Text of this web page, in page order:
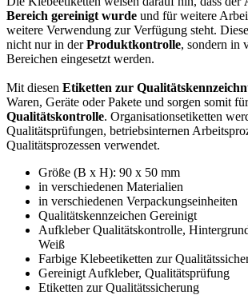
Bereich gereinigt wurde und für weitere
weitere Verwendung zur Verfügung steht.
nicht nur in derProduktkontrolle, sondern in
Bereichen eingesetzt werden.
Mit diesen Etiketten zur
Waren, Geräte oder Pakete und sorgen somit
Qualitätskontrolle. Organisationsetiketten
Qualitätsprüfungen, betriebsinternen
Qualitätsprozessen verwendet.
Größe (B x H): 90 x 50 mm
in verschiedenen Materialien
in verschiedenen Verpackungseinheiten
Qualitätskennzeichen Gereinigt
Aufkleber Qualitätskontrolle,
Weiß
Farbige Klebeetiketten zur
Gereinigt Aufkleber, Qualitätsprüfung
Etiketten zur Qualitätssicherung